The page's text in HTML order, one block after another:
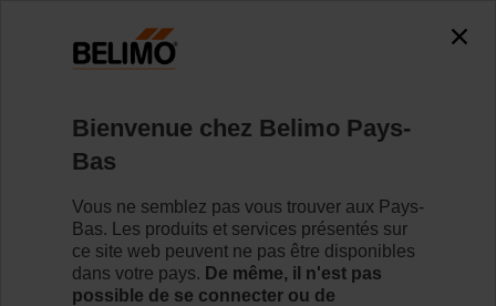
R7040R16-B3/SR24A-MOD
Pour en savoir plus
Bienvenue chez Belimo Pays-
Bas
Vous ne semblez pas vous trouver aux Pays-
Bas. Les produits et services présentés sur
ce site web peuvent ne pas être disponibles
dans votre pays. De même, il n'est pas
possible de se connecter ou de